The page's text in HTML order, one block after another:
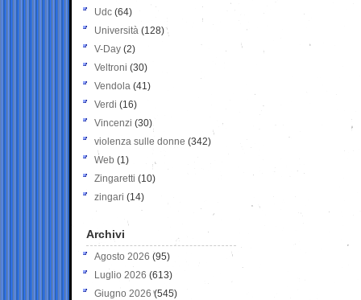
Udc (64)
Università (128)
V-Day (2)
Veltroni (30)
Vendola (41)
Verdi (16)
Vincenzi (30)
violenza sulle donne (342)
Web (1)
Zingaretti (10)
zingari (14)
Archivi
Agosto 2026 (95)
Luglio 2026 (613)
Giugno 2026 (545)